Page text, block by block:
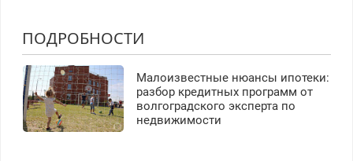
ПОДРОБНОСТИ
Малоизвестные нюансы ипотеки:
разбор кредитных программ от
волгоградского эксперта по
недвижимости